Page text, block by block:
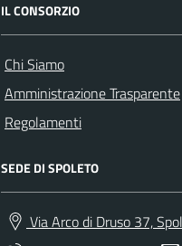
IL CONSORZIO
Chi Siamo
Amministrazione Trasparente
Regolamenti
SEDE DI SPOLETO
Via Arco di Druso 37,